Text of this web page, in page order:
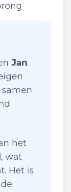
Jan.
het
, wat
Het is